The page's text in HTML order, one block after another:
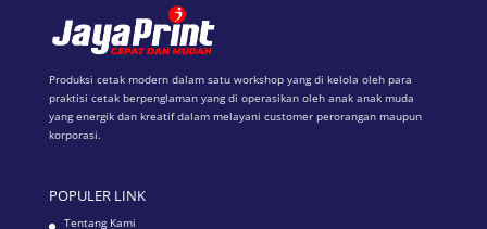
Produksi cetak modern dalam satu workshop yang di kelola oleh para
praktisi cetak berpenglaman yang di operasikan oleh anak anak muda
yang energik dan kreatif dalam melayani customer perorangan maupun
korporasi.
POPULER LINK
Tentang Kami